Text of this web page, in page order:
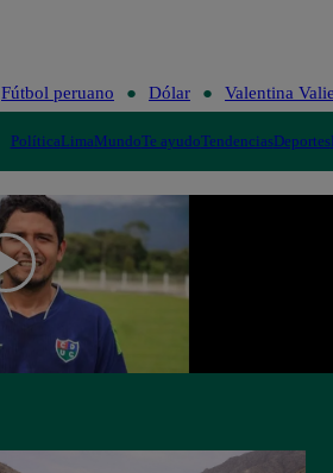
Fútbol peruano Dólar Valentina
PolíticaLimaMundoTe ayudoTendenciasDeportes